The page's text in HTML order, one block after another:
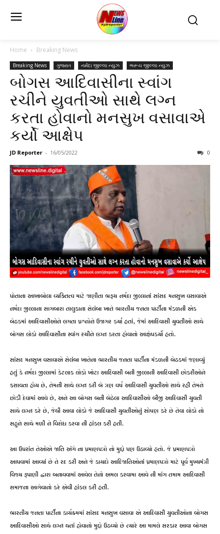
Home Breaking News
Breaking News ગુજરાત નર્મદા જીલ્લા ન્યુઝ ભરૂચ જીલ્લા ન્યુઝ
બોગસ આદિવાસીના સ્વાંગ
રચીને યુવતીઓ સાથે લગ્ન
કરતા હોવાનો મનસુખ વસાવાએ
કર્યો આક્ષેપ
JD Reporter - 16/05/2022 0
પોતાના આખાબોલા વ્યક્તિત્વ માટે જાણીતા ભરૂચ નર્મદા જીલ્લાનાં સાંસદ મનસુખ વસાવાએ
નર્મદા જીલ્લાના સાગબારા તાલુકાના સેલંબા ખાતે ભારતીય જનતા પાર્ટીના મંડળની એક
બેઠકમાં આદિવાસીઓને લગતા પ્રશ્નોને ઉજાગર કર્યાં હતાં, જેમાં આદિવાસી યુવતીઓ સાથે
બોગસ લોકો આદિવાસીના સ્વાંગ રચીને લગ્ન કરતા હોવાનો આક્ષેપકર્યો હતો.
સાંસદ મનસુખ વસાવાએ સેલંબા ખાતેના ભારતીય જનતા પાર્ટીના મંડળની બેઠકમાં જણાવ્યું
હતું કે નર્મદા જીલ્લામાં કેટલાક લોકો ખોટા આદિવાસી બની જીલ્લાની આદિવાસી છોકરીઓને
ફસાવતા હોય છે, તેમની સાથે લગ્ન કરી બે ત્રણ વર્ષ આદિવાસી યુવતીઓ સાથે રહી તેમને
છોડી દેવામાં આવે છે, અને આ બોગસ બની બેઠેલા આદિવાસીઓ બીજી આદિવાસી યુવતી
સાથે લગ્ન કરે છે, જેથી આવા લોકો જે આદિવાસી યુવતીઓનું સોષણ કરે છે તેવા લોકો નો
સહુને સાથે મળી ને વિરોધ કરવા ની હાંકલ કરી હતી.
આ ઉપરાંત તેઓએ જાતિ અંગે ના પ્રમાણપત્રો નો મુદ્દો પણ ઉઠાવ્યો હતો. જે પ્રમાણપત્રો
આપવામાં આવ્યાં છે તે રદ કરી અને જે કાયદો આદિજાતિઓનાં પ્રમાણપત્રો માટે પૂર્વ મુખ્યમંત્રી
વિજ્ય રૂપાણી દ્વારા બનાવવામાં આવેલ તેનો અમલ કરવામા આવે ની માંગ તમામ આદિવાસી
સમાજના આગેવાનો કરે એવી હાંકલ કરી હતી.
ભારતીય જનતા પાર્ટીના કાર્યક્ર્મમાં સાંસદ મનસુખ વસાવા એ આદિવાસી યુવતીઓના બોગસ
આદિવાસીઓ સાથે લગ્ન થતાં હોવાનો મુદ્દો ઉઠવ્યો છે ત્યારે આ મામલે સરકાર આવા બોગસ